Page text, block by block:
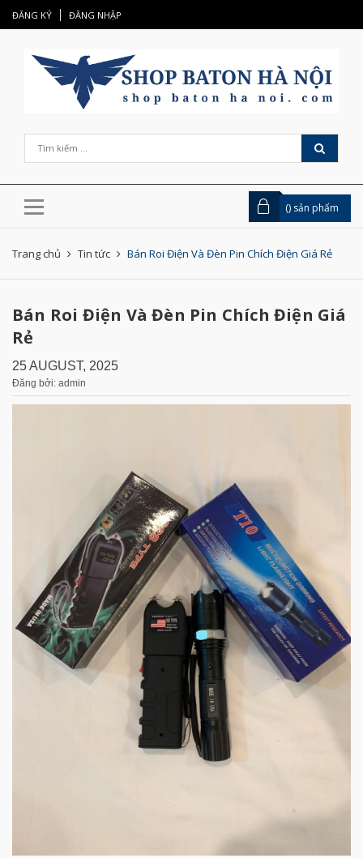
ĐĂNG KÝ ĐĂNG NHẬP
() sản phẩm
Trang chủ Tin tức Bán Roi Điện Và Đèn Pin Chích Điện Giá Rẻ
Bán Roi Điện Và Đèn Pin Chích Điện Giá
Rẻ
25 AUGUST, 2025
Đăng bởi: admin